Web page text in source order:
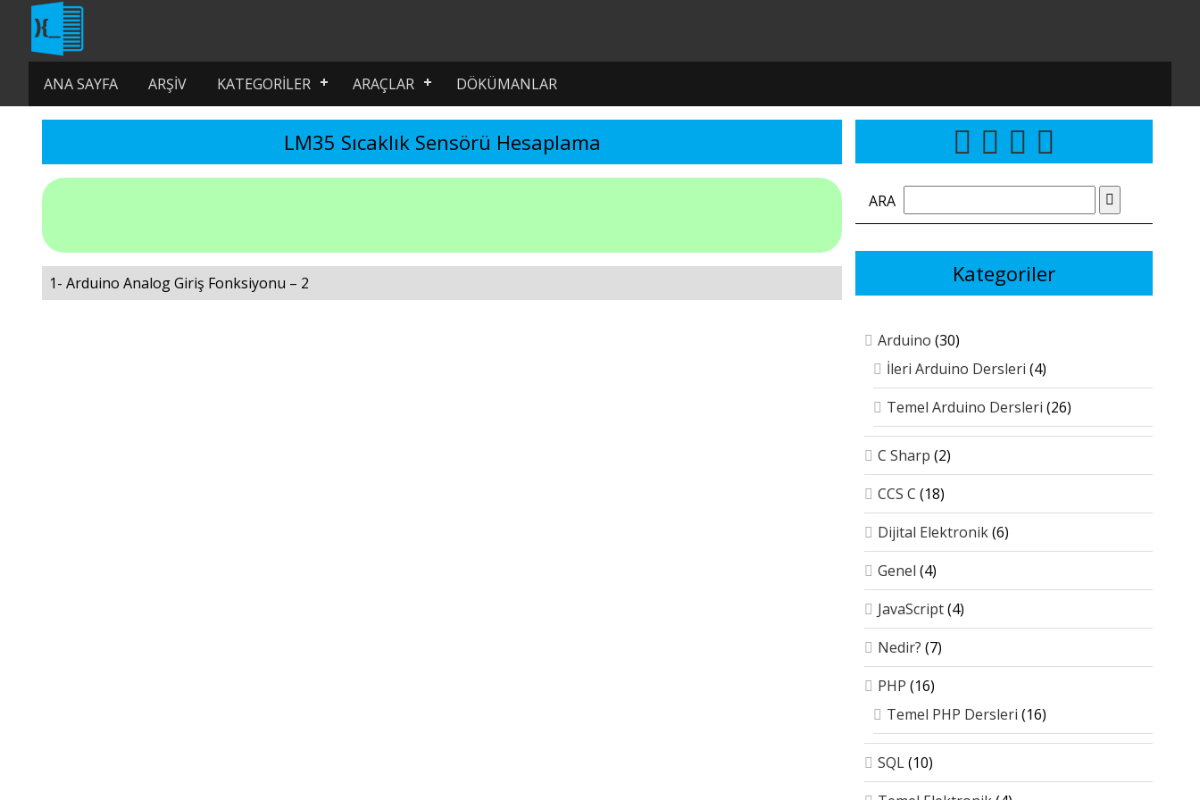
ANA SAYFA ARŞIV KATEGORILER ARAÇLAR DÖKÜMANLAR
LM35 Sıcaklık Sensörü Hesaplama
1- Arduino Analog Giriş Fonksiyonu – 2
ARA
Kategoriler
Arduino (30)
İleri Arduino Dersleri (4)
Temel Arduino Dersleri (26)
C Sharp (2)
CCS C (18)
Dijital Elektronik(6)
Genel (4)
JavaScript(4)
Nedir? (7)
PHP (16)
Temel PHP Dersleri (16)
SQL(10)